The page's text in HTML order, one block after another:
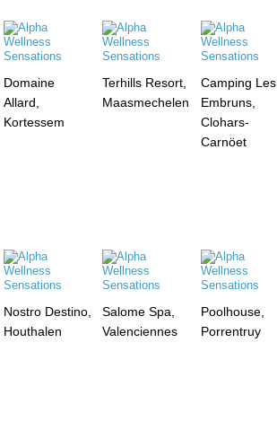
Domaine
Allard,
Kortessem
Terhills Resort,
Maasmechelen
Camping Les
Embruns,
Clohars-
Carnöet
Nostro Destino,
Houthalen
Salome Spa,
Valenciennes
Poolhouse,
Porrentruy